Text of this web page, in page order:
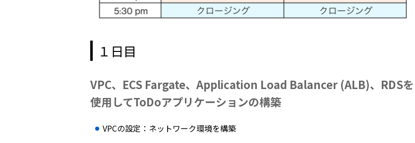
１日目
VPC、ECS Fargate、Application Load Balancer (ALB)、RDSを
使用してToDoアプリケーションの構築
VPCの設定：ネットワーク環境を構築